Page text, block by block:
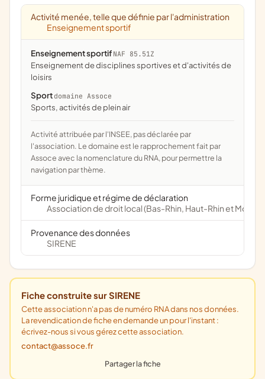
Activité menée, telle que définie par l'administration
Enseignement sportif
Enseignement sportif NAF 85.51Z
Enseignement de disciplines sportives et d'activités de
loisirs
Sport domaine Assoce
Sports, activités de plein air
Activité attribuée par l'INSEE, pas déclarée par
l'association. Le domaine est le rapprochement fait par
Assoce avec la nomenclature du RNA, pour permettre la
navigation par thème.
Forme juridique et régime de déclaration
Association de droit local (Bas-Rhin, Haut-Rhin et
Provenance des données
SIRENE
Fiche construite sur SIRENE
Cette association n'a pas de numéro RNA dans nos données.
La revendication de fiche en demande un pour l'instant :
écrivez-nous si vous gérez cette association.
contact@assoce.fr
Partager la fiche